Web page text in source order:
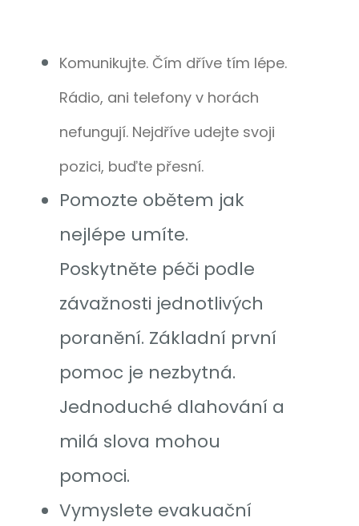
Komunikujte. Čím dříve tím lépe.
Rádio, ani telefony v horách
nefungují. Nejdříve udejte svoji
pozici, buďte přesní.
Pomozte obětem jak
nejlépe umíte.
Poskytněte péči podle
závažnosti jednotlivých
poranění. Základní první
pomoc je nezbytná.
Jednoduché dlahování a
milá slova mohou
pomoci.
Vymyslete evakuační